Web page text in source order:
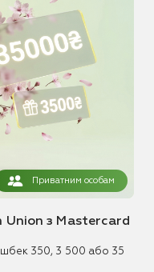
Приватним особам
Union з Mastercard
350, 3 500 або 35